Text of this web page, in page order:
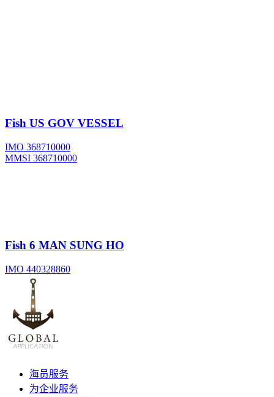
Fish US GOV VESSEL
IMO 368710000
MMSI 368710000
Fish 6 MAN SUNG HO
IMO 440328860
海员服务
为企业服务